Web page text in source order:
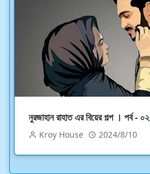
নুরজাহান রাহাত এর বিয়ের গল্প । পর্ব - ০২
Kroy House 2024/8/10